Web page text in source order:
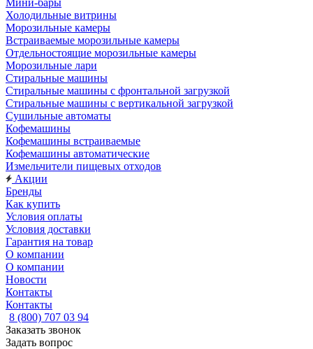
Мини-бары
Холодильные витрины
Морозильные камеры
Встраиваемые морозильные камеры
Отдельностоящие морозильные камеры
Морозильные лари
Стиральные машины
Стиральные машины с фронтальной загрузкой
Стиральные машины с вертикальной загрузкой
Сушильные автоматы
Кофемашины
Кофемашины встраиваемые
Кофемашины автоматические
Измельчители пищевых отходов
Акции
Бренды
Как купить
Условия оплаты
Условия доставки
Гарантия на товар
О компании
О компании
Новости
Контакты
Контакты
8 (800) 707 03 94
Заказать звонок
Задать вопрос